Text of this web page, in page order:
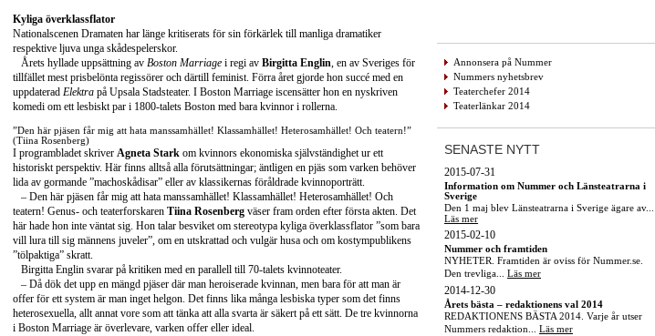
Kyliga överklassflator
Nationalscenen Dramaten har länge kritiserats för sin förkärlek till manliga dramatiker
respektive ljuva unga skådespelerskor.
Årets hyllade uppsättning av Boston Marriage i regi av Birgitta Englin , en av Sveriges för
tillfället mest prisbelönta regissörer och därtill feminist. Förra året gjorde hon succé med en
uppdaterad Elektra på Upsala Stadsteater. I Boston Marriage iscensätter hon en nyskriven
komedi om ett lesbiskt par i 1800-talets Boston med bara kvinnor i rollerna.
”Den här pjäsen får mig att hata manssamhället! Klassamhället! Heterosamhället! Och teatern!”
(Tiina Rosenberg)
I programbladet skriver Agneta Stark om kvinnors ekonomiska självständighet ur ett
historiskt perspektiv. Här finns alltså alla förutsättningar; äntligen en pjäs som varken behöver
lida av gormande ”machoskådisar” eller av klassikernas föråldrade kvinnoporträtt.
– Den här pjäsen får mig att hata manssamhället! Klassamhället! Heterosamhället! Och
teatern! Genus- och teaterforskaren Tiina Rosenberg väser fram orden efter första akten. Det
här hade hon inte väntat sig. Hon talar besviket om stereotypa kyliga överklassflator ”som bara
vill lura till sig männens juveler”, om en utskrattad och vulgär husa och om kostympublikens
”tölpaktiga” skratt.
Birgitta Englin svarar på kritiken med en parallell till 70-talets kvinnoteater.
– Då dök det upp en mängd pjäser där man heroiserade kvinnan, men bara för att man är
offer för ett system är man inget helgon. Det finns lika många lesbiska typer som det finns
heterosexuella, allt annat vore som att tänka att alla svarta är säkert på ett sätt. De tre kvinnorna
i Boston Marriage är överlevare, varken offer eller ideal.
Annonsera på Nummer
Nummers nyhetsbrev
Teaterchefer 2014
Teaterlänkar 2014
SENASTE NYTT
2015-07-31
Information om Nummer och Länsteatrarna i
Sverige
Den 1 maj blev Länsteatrarna i Sverige ägare av...
Läs mer
2015-02-10
Nummer och framtiden
NYHETER. Framtiden är oviss för Nummer.se.
Den trevliga... Läs mer
2014-12-30
Årets bästa – redaktionens val 2014
REDAKTIONENS BÄSTA 2014. Varje år utser
Nummers redaktion... Läs mer